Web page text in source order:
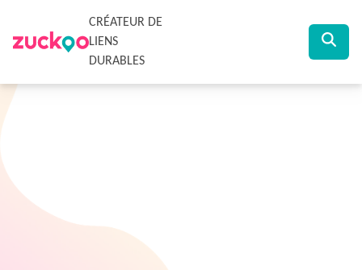
CRÉATEUR DE
LIENS
DURABLES